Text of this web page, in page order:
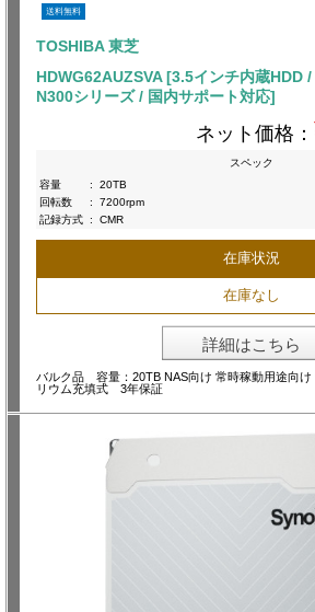
送料無料
TOSHIBA 東芝
HDWG62AUZSVA [3.5インチ内蔵HDD
N300シリーズ / 国内サポート対応]
ネット価格：
スペック
容量
:
20TB
回転数
:
7200rpm
記録方式 : CMR
在庫状況
在庫なし
詳細はこちら
バルク品 容量：20TB NAS向け 常時稼動用途向け
リウム充填式 3年保証